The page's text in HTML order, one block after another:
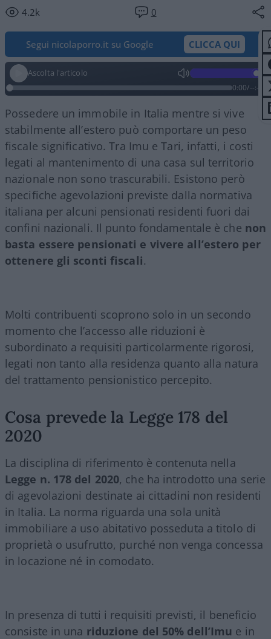
4.2k 0
Segui nicolaporro.it su Google CLICCA QUI
Ascolta l'articolo
0:00/--:--
Possedere un immobile in Italia mentre si vive
stabilmente all’estero può comportare un peso
fiscale significativo. Tra Imu e Tari, infatti, i costi
legati al mantenimento di una casa sul territorio
nazionale non sono trascurabili. Esistono però
specifiche agevolazioni previste dalla normativa
italiana per alcuni pensionati residenti fuori dai
confini nazionali. Il punto fondamentale è che non
basta essere pensionati e vivere all’estero per
ottenere gli sconti fiscali.
Molti contribuenti scoprono solo in un secondo
momento che l’accesso alle riduzioni è
subordinato a requisiti particolarmente rigorosi,
legati non tanto alla residenza quanto alla natura
del trattamento pensionistico percepito.
Cosa prevede la Legge 178 del
2020
La disciplina di riferimento è contenuta nella
Legge n. 178 del 2020, che ha introdotto una serie
di agevolazioni destinate ai cittadini non residenti
in Italia. La norma riguarda una sola unità
immobiliare a uso abitativo posseduta a titolo di
proprietà o usufrutto, purché non venga concessa
in locazione né in comodato.
In presenza di tutti i requisiti previsti, il beneficio
consiste in una riduzione del 50% dell’Imu e in